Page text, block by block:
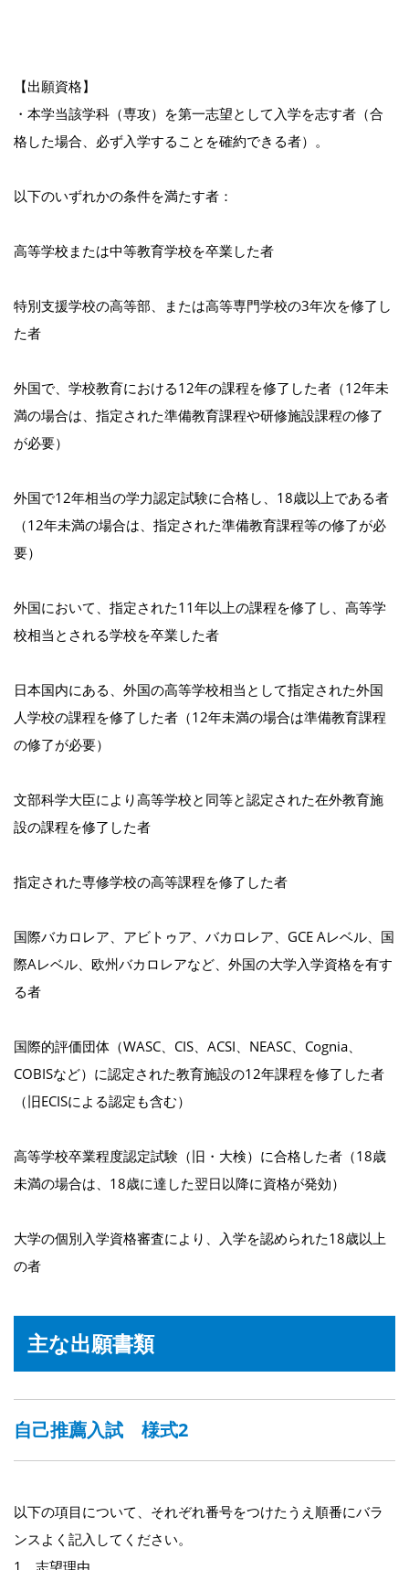
【出願資格】
・本学当該学科（専攻）を第一志望として入学を志す者（合
格した場合、必ず入学することを確約できる者）。
以下のいずれかの条件を満たす者：
高等学校または中等教育学校を卒業した者
特別支援学校の高等部、または高等専門学校の3年次を修了し
た者
外国で、学校教育における12年の課程を修了した者（12年未
満の場合は、指定された準備教育課程や研修施設課程の修了
が必要）
外国で12年相当の学力認定試験に合格し、18歳以上である者
（12年未満の場合は、指定された準備教育課程等の修了が必
要）
外国において、指定された11年以上の課程を修了し、高等学
校相当とされる学校を卒業した者
日本国内にある、外国の高等学校相当として指定された外国
人学校の課程を修了した者（12年未満の場合は準備教育課程
の修了が必要）
文部科学大臣により高等学校と同等と認定された在外教育施
設の課程を修了した者
指定された専修学校の高等課程を修了した者
国際バカロレア、アビトゥア、バカロレア、GCE Aレベル、国
際Aレベル、欧州バカロレアなど、外国の大学入学資格を有す
る者
国際的評価団体（WASC、CIS、ACSI、NEASC、Cognia、
COBISなど）に認定された教育施設の12年課程を修了した者
（旧ECISによる認定も含む）
高等学校卒業程度認定試験（旧・大検）に合格した者（18歳
未満の場合は、18歳に達した翌日以降に資格が発効）
大学の個別入学資格審査により、入学を認められた18歳以上
の者
主な出願書類
自己推薦入試 様式2
以下の項目について、それぞれ番号をつけたうえ順番にバラ
ンスよく記入してください。
1、志望理由